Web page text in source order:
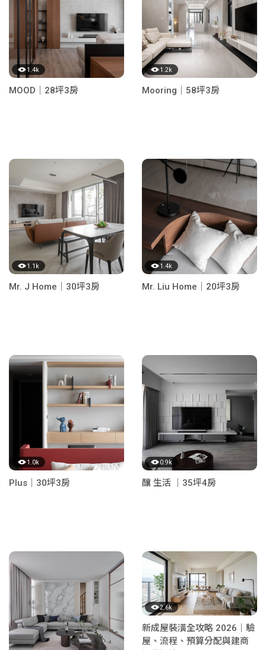
1.4k
MOOD｜28坪3房
1.2k
Mooring｜58坪3房
1.1k
Mr. J Home｜30坪3房
1.4k
Mr. Liu Home｜20坪3房
1.0k
Plus｜30坪3房
0.9k
釀 生活 ｜35坪4房
2.6k
新成屋裝潢全攻略 2026｜驗
屋、流程、預算分配與建商